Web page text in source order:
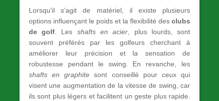
Lorsqu’il s’agit de matériel, il existe plusieurs
options influençant le poids et la flexibilité desclubs
de golf . Les shafts en acier , plus lourds, sont
souvent préférés par les golfeurs cherchant à
améliorer leur précision et la sensation de
robustesse pendant le swing. En revanche, les
shafts en graphite sont conseillé pour ceux qui
visent une augmentation de la vitesse de swing, car
ils sont plus légers et facilitent un geste plus rapide.